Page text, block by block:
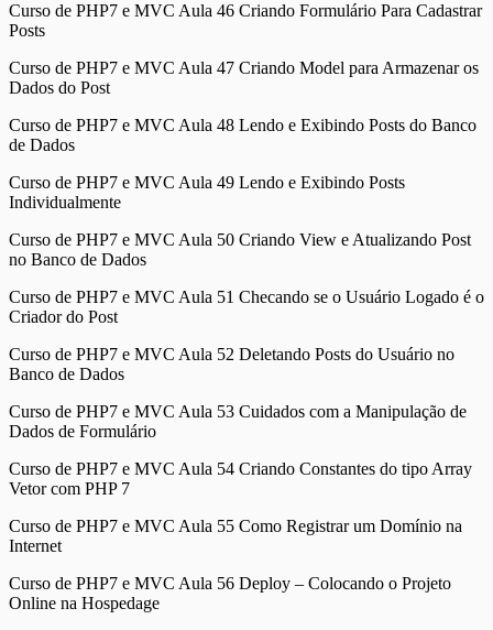
Curso de PHP7 e MVC Aula 46 Criando Formulário Para Cadastrar
Posts
Curso de PHP7 e MVC Aula 47 Criando Model para Armazenar os
Dados do Post
Curso de PHP7 e MVC Aula 48 Lendo e Exibindo Posts do Banco
de Dados
Curso de PHP7 e MVC Aula 49 Lendo e Exibindo Posts
Individualmente
Curso de PHP7 e MVC Aula 50 Criando View e Atualizando Post
no Banco de Dados
Curso de PHP7 e MVC Aula 51 Checando se o Usuário Logado é o
Criador do Post
Curso de PHP7 e MVC Aula 52 Deletando Posts do Usuário no
Banco de Dados
Curso de PHP7 e MVC Aula 53 Cuidados com a Manipulação de
Dados de Formulário
Curso de PHP7 e MVC Aula 54 Criando Constantes do tipo Array
Vetor com PHP 7
Curso de PHP7 e MVC Aula 55 Como Registrar um Domínio na
Internet
Curso de PHP7 e MVC Aula 56 Deploy – Colocando o Projeto
Online na Hospedage